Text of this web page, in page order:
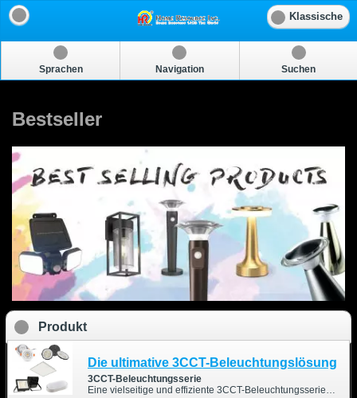
Klassische
Sprachen Navigation Suchen
Bestseller
Produkt
Die ultimative 3CCT-Beleuchtungslösung
3CCT-Beleuchtungsserie
Eine vielseitige und effiziente 3CCT-Beleuchtungsserie für private und gewerbliche Anwendungen. Dank der wählbaren Farbtemperatur in einer einzigen Leuchte ermöglicht diese Serie den einfachen Wechsel zwischen warmweißem, neutralweißem und kaltweißem Licht – ganz nach Bedarf und Umgebung. Von Downlights und Paneelleuchten über Fluter und Wandleuchten bis hin zu Hallenstrahlern bietet die Serie flexible Beleuchtungslösungen und vereinfacht gleichzeitig die Lagerhaltung.